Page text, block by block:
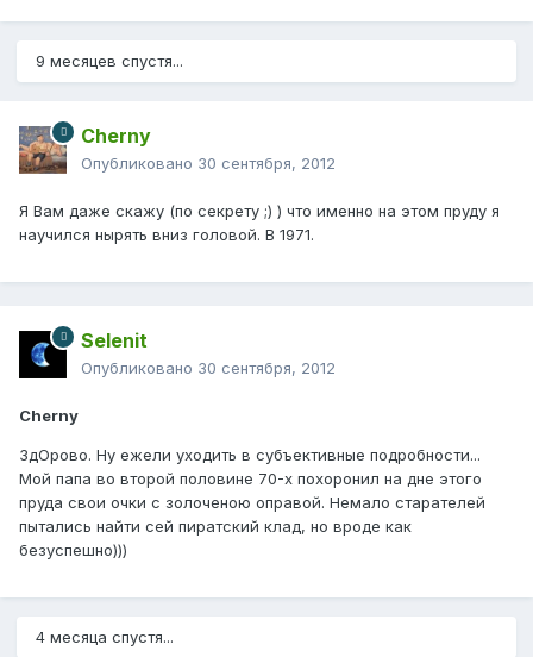
9 месяцев спустя...
Cherny
Опубликовано 30 сентября, 2012
Я Вам даже скажу (по секрету ;) ) что именно на этом пруду я
научился нырять вниз головой. В 1971.
Selenit
Опубликовано 30 сентября, 2012
Cherny
ЗдОрово. Ну ежели уходить в субъективные подробности...
Мой папа во второй половине 70-х похоронил на дне этого
пруда свои очки с золоченою оправой. Немало старателей
пытались найти сей пиратский клад, но вроде как
безуспешно)))
4 месяца спустя...